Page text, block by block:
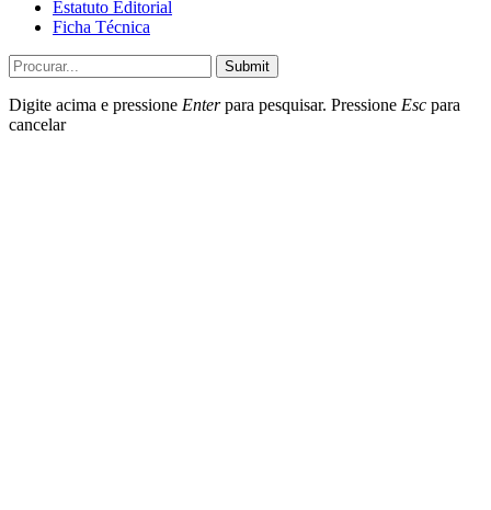
Estatuto Editorial
Ficha Técnica
Submit
Digite acima e pressione Enterpara pesquisar. Pressione Esc para
cancelar